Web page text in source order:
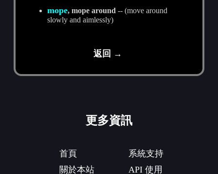
mope, mope around -- (move around
slowly and aimlessly)
返回 →
更多資訊
首頁
關於本站
系統支持
API 使用